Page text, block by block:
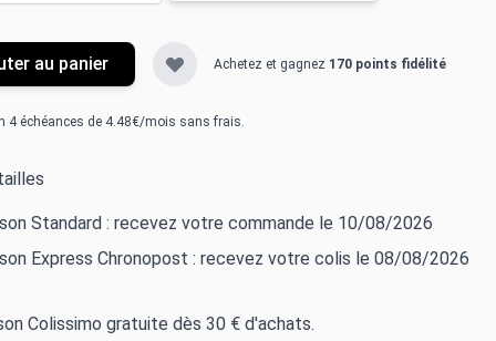
au panier Achetez et gagnez 170 points fidélité
4 échéances de 4.48€/mois sans frais.
Standard : recevez votre commande le 10/08/2026
Express Chronopost : recevez votre colis le 08/08/2026
Colissimo gratuite dès 30 € d'achats.